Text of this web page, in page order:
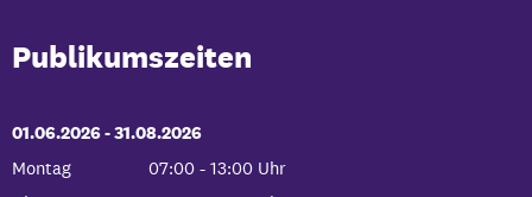
Publikumszeiten
01.06.2026-bis
31.08.2026
Montag
07:00 - 13:00 Uhr